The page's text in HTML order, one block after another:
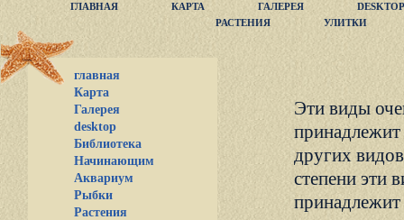
ГЛАВНАЯ КАРТА ГАЛЕРЕЯ
DESKTOP
РАСТЕНИЯ
УЛИТКИ
главная
Карта
Галерея
desktop
Библиотека
Начинающим
Аквариум
Рыбки
Растения
Эти виды
принадлежит
других
степени эти